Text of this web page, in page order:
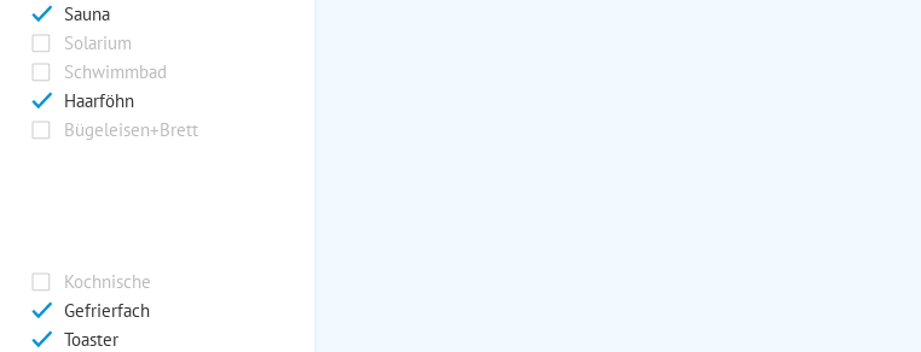
Sauna
Solarium
Schwimmbad
Haarföhn
Bügeleisen+Brett
Kochnische
Gefrierfach
Toaster